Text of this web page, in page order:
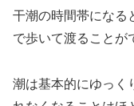
干潮の時間帯になる
で歩いて渡ることが
潮は基本的にゆっく